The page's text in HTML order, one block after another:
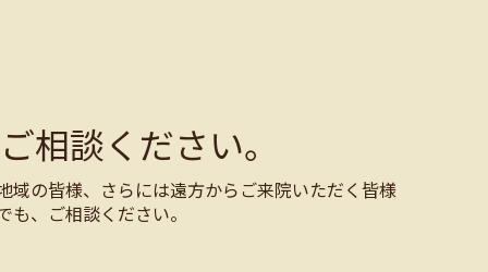
相談ください。
域の皆様、さらには遠方からご来院いただく皆様
、ご相談ください。